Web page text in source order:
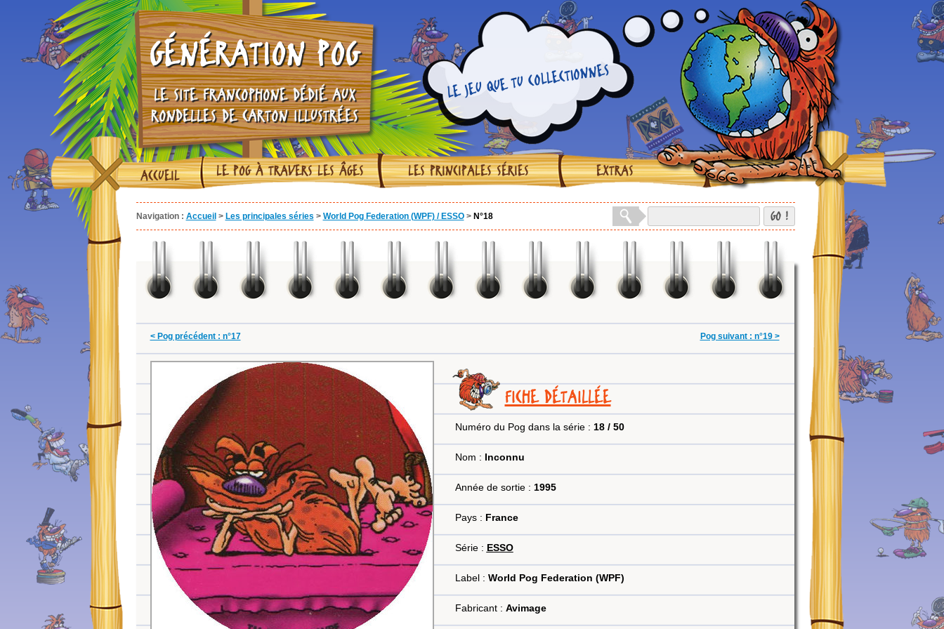
GÉNÉRATION POG
LE SITE FRANCOPHONE DÉDIÉ AUX
RONDELLES DE CARTON ILLUSTRÉES
LE JEU QUE TU COLLECTIONNES
ACCUEIL LE POG À TRAVERS LES ÂGES LES PRINCIPALES SÉRIES EXTRAS
Navigation : Accueil > Les principales séries > World Pog Federation (WPF) / ESSO > N°18 GO !
< Pog précédent : n°17 Pog suivant : n°19 >
FICHE DÉTAILLÉE
Numéro du Pog dans la série : 18 / 50
Nom : Inconnu
Année de sortie : 1995
Pays : France
Série : ESSO
Label : World Pog Federation (WPF)
Fabricant : Avimage